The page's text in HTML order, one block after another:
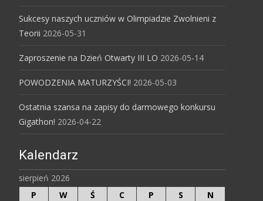
Sukcesy naszych uczniów w Olimpiadzie Zwolnieni z
Teorii 2026-05-31
Zaproszenie na Dzień Otwarty III LO 2026-05-14
POWODZENIA MATURZYŚCI! 2026-05-03
Ostatnia szansa na zapisy do darmowego konkursu
Gigathon! 2026-04-22
Kalendarz
sierpień 2026
P
W Ś C P S
N